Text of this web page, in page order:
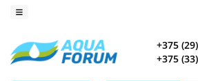
+375
+375